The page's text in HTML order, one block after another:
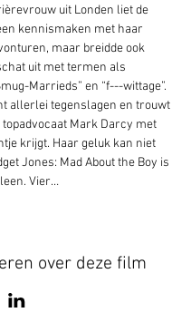
uit Londen liet de
kennismaken met haar
maar breidde ook
uit met termen als
Marrieds” en “f---wittage”.
allerlei tegenslagen en trouwt
Mark Darcy met
krijgt. Haar geluk kan niet
Jones: Mad About the Boy is
Vier…
over deze film